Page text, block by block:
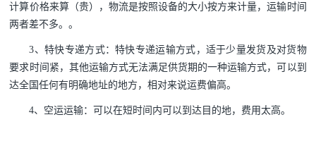
计算价格来算（贵），物流是按照设备的大小按方来计量，运输时间
两者差不多。。
3、特快专递方式：特快专递运输方式，适于少量发货及对货物
要求时间紧，其他运输方式无法满足供货期的一种运输方式，可以到
达全国任何有明确地址的地方，相对来说运费偏高。
4、空运运输：可以在短时间内可以到达目的地，费用太高。